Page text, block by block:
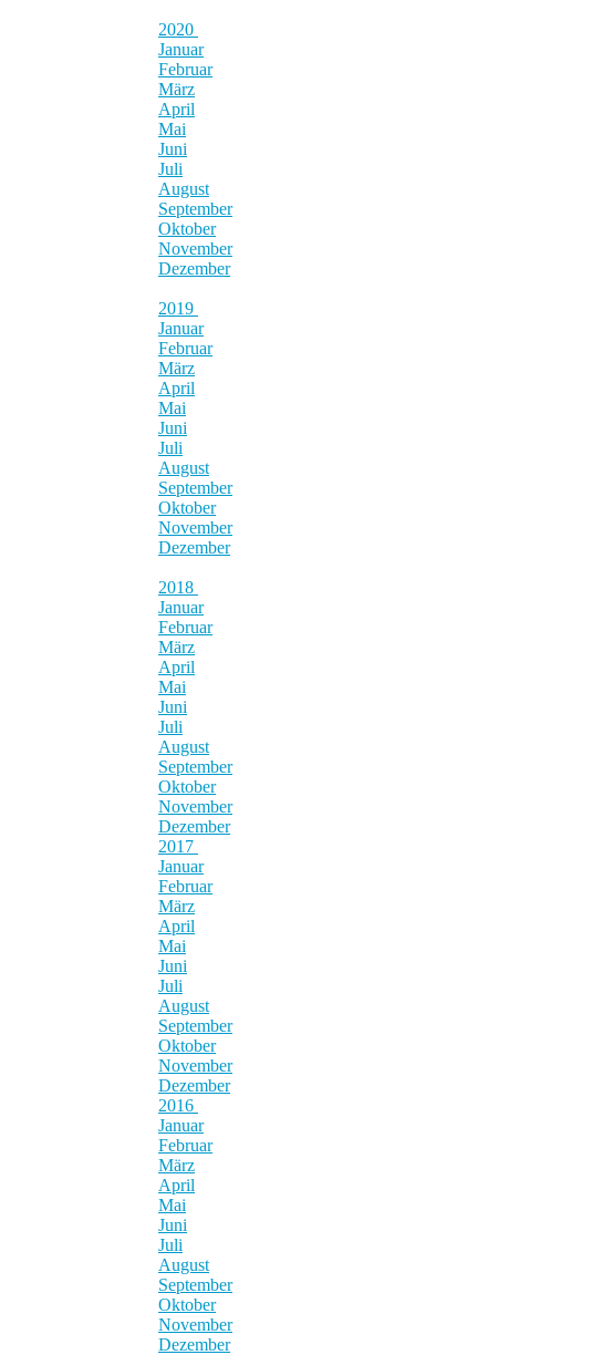
2020
Januar
Februar
März
April
Mai
Juni
Juli
August
September
Oktober
November
Dezember
2019
Januar
Februar
März
April
Mai
Juni
Juli
August
September
Oktober
November
Dezember
2018
Januar
Februar
März
April
Mai
Juni
Juli
August
September
Oktober
November
Dezember
2017
Januar
Februar
März
April
Mai
Juni
Juli
August
September
Oktober
November
Dezember
2016
Januar
Februar
März
April
Mai
Juni
Juli
August
September
Oktober
November
Dezember